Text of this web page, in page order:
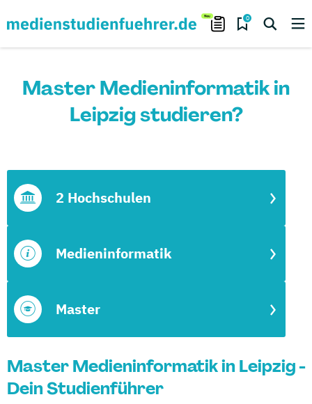
0
Master Medieninformatik in
Leipzig studieren?
Master
Medieninformatik
2 Hochschulen
Master Medieninformatik in Leipzig -
Dein Studienführer